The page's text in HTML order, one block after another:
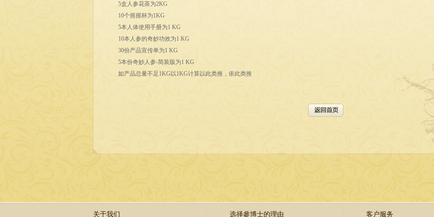
5盒人参花茶为2KG
10个摇摇杯为1KG
5本人体使用手册为1 KG
10本人参的奇妙功效为1 KG
30份产品宣传单为1 KG
5本份奇妙人参-简装版为1 KG
如产品总量不足1KG以1KG计算以此类推，依此类推
关于我们 选择參博士的理由 客户服务